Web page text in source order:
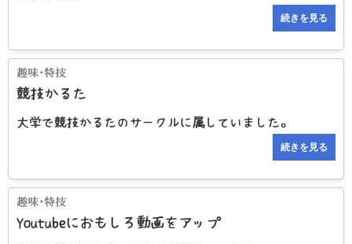
続きを見る
競技かるた
大学で競技かるたのサークルに属していました。
続きを見る
Youtubeにおもしろ動画をアップ